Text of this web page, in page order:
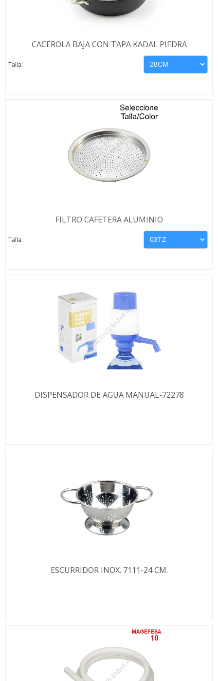
CACEROLA BAJA CON TAPA KADAL PIEDRA
Talla:
FILTRO CAFETERA ALUMINIO
Talla:
DISPENSADOR DE AGUA MANUAL-72278
ESCURRIDOR INOX. 7111-24 CM.